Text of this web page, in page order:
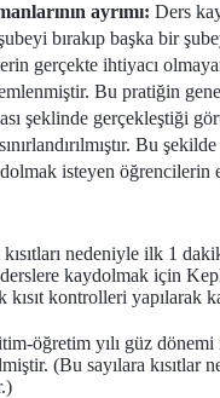
ayrımı: Ders
bırakıp başka bir
gerçekte ihtiyacı
Bu pratiğin
şeklinde gerçekleştiği
Bu
isteyen öğrencilerin
kısıtları nedeniyle ilk 1
kaydolmak için
kontrolleri yapılarak
öğretim yılı güz
(Bu sayılara